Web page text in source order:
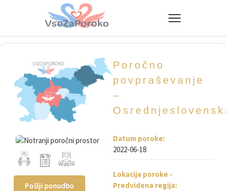
VseZaPoroko.net – Poročni
Pošlji ponudbo
Poročno
povpraševanje
–
Datum poroke:
2022-06-18
Lokacija poroke -
Predvidena regija: